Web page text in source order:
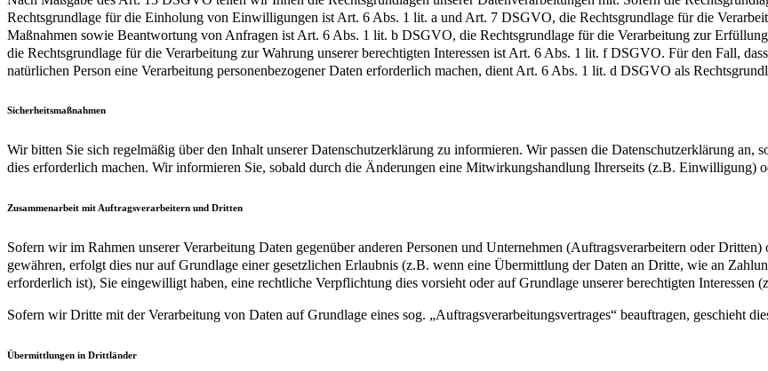
Rechtsgrundlage für die Einholung von Einwilligungen ist Art. 6 Abs. 1 lit. a und Art. 7 DSGVO, die Rechtsgrundlage für die
Maßnahmen sowie Beantwortung von Anfragen ist Art. 6 Abs. 1 lit. b DSGVO, die Rechtsgrundlage für die Verarbeitung zur
die Rechtsgrundlage für die Verarbeitung zur Wahrung unserer berechtigten Interessen ist Art. 6 Abs. 1 lit. f DSGVO. Für den Fall,
natürlichen Person eine Verarbeitung personenbezogener Daten erforderlich machen, dient Art. 6 Abs. 1 lit. d DSGVO als
Sicherheitsmaßnahmen
Wir bitten Sie sich regelmäßig über den Inhalt unserer Datenschutzerklärung zu informieren. Wir passen die Datenschutzerklärung an,
dies erforderlich machen. Wir informieren Sie, sobald durch die Änderungen eine Mitwirkungshandlung Ihrerseits (z.B. Einwilligung)
Zusammenarbeit mit Auftragsverarbeitern und Dritten
Sofern wir im Rahmen unserer Verarbeitung Daten gegenüber anderen Personen und Unternehmen (Auftragsverarbeitern oder
gewähren, erfolgt dies nur auf Grundlage einer gesetzlichen Erlaubnis (z.B. wenn eine Übermittlung der Daten an Dritte, wie an
erforderlich ist), Sie eingewilligt haben, eine rechtliche Verpflichtung dies vorsieht oder auf Grundlage unserer berechtigten Interessen
Sofern wir Dritte mit der Verarbeitung von Daten auf Grundlage eines sog. „Auftragsverarbeitungsvertrages“ beauftragen, geschieht
Übermittlungen in Drittländer